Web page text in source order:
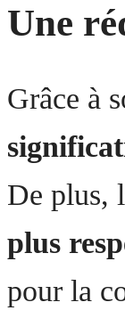
Une
Grâce à
De plus,
plus
pour la